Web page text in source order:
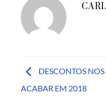
DESCONTOS
ACABAR EM 2018